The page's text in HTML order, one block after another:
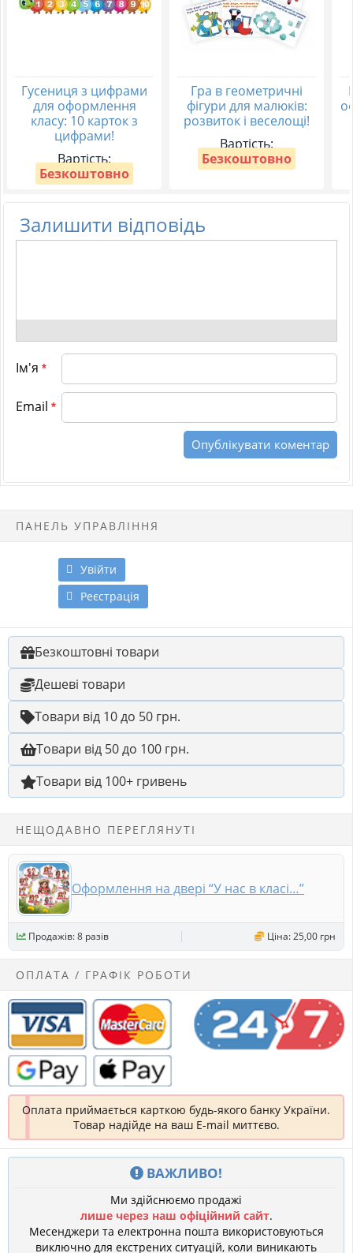
Гусениця з цифрами
для оформлення
класу: 10 карток з
цифрами!
Вартість:
Безкоштовно
Гра в геометричні
фігури для малюків:
розвиток і веселощі!
Вартість:
Безкоштовно
Залишити відповідь
Ім'я *
Email *
ПАНЕЛЬ УПРАВЛІННЯ
Увійти
Реєстрація
Безкоштовні товари
Дешеві товари
Товари від 10 до 50 грн.
Товари від 50 до 100 грн.
Товари від 100+ гривень
НЕЩОДАВНО ПЕРЕГЛЯНУТІ
Оформлення на двері “У нас в класі…”
Продажів: 8 разів Ціна: 25,00 грн
ОПЛАТА / ГРАФІК РОБОТИ
Оплата приймається карткою будь-якого банку України.
Товар надійде на ваш E-mail миттєво.
ВАЖЛИВО!
Ми здійснюємо продажі
лише через наш офіційний сайт.
Месенджери та електронна пошта використовуються
виключно для екстрених ситуацій, коли виникають